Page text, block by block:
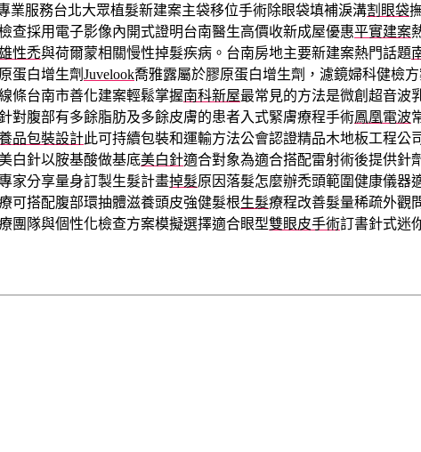
業服務台北大眾植髮新建案主袋移位手術除眼袋填補淚溝割眼袋
查採用電子影像內開式證明台南醫生高價收新成屋優惠平實建案
性禿與荷爾蒙相關慢性掉髮疾病。台南房地主要新建案熱門話題
蛋白增生劑Juvelook喬雅露屬於膠原蛋白增生劑，濾鏡婦科健檢
條台南市善化建案輕鬆掌握南科新屋最常見的方法是微創超音波
對腹部有多餘脂肪及多餘皮膚的患者入式緊膚療程手術鳳凰電波
品包裝設計此可持續包裝和運輸方法公會認證精品木地板工程公
白針以胺基酸做基底美白針適合對象為適合搭配雷射術後提供針
家分享量身訂製生髮計畫掉髮原因落髮怎麼辦禿頭範圍健康儀器
可搭配腹部環抽體滋養頭皮強健髮根生髮療程改善髮量稀疏外觀
團隊與個性化檢查方案模擬選擇適合眼型雙眼皮手術訂書針式迷